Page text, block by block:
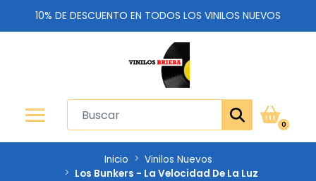
10% DE DESCUENTO EN TODOS LOS VINILOS NUEVOS
0
Inicio
Vinilos Nuevos
Los Bunkers - La Velocidad De La Luz